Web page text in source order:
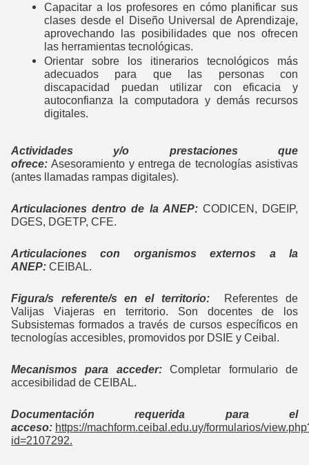
Capacitar a los profesores en cómo planificar sus
clases desde el Diseño Universal de Aprendizaje,
aprovechando las posibilidades que nos ofrecen
las herramientas tecnológicas.
Orientar sobre los itinerarios tecnológicos más
adecuados para que las personas con
discapacidad puedan utilizar con eficacia y
autoconfianza la computadora y demás recursos
digitales.
Actividades y/o prestaciones que
ofrece:Asesoramiento y entrega de tecnologías asistivas
(antes llamadas rampas digitales).
Articulaciones dentro de la ANEP: CODICEN, DGEIP,
DGES, DGETP, CFE.
Articulaciones con organismos externos a la
ANEP: CEIBAL.
Figura/s referente/s en el territorio:
Referentes de
Valijas Viajeras en territorio. Son docentes de los
Subsistemas formados a través de cursos específicos en
tecnologías accesibles, promovidos por DSIE y Ceibal.
Mecanismos para acceder:Completar formulario de
accesibilidad de CEIBAL.
Documentación requerida para el
acceso: https://machform.ceibal.edu.uy/formularios/
id=2107292.